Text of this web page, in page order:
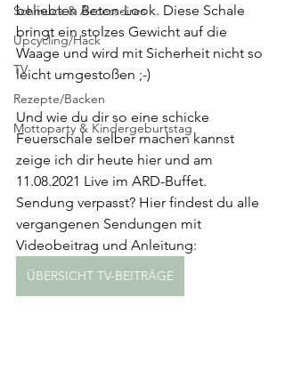
Schmuck & Accessoires
Upcycling/Hack
TV
Rezepte/Backen
Mottoparty & Kindergeburtstag
beliebten Beton-Look. Diese Schale
bringt ein stolzes Gewicht auf die
Waage und wird mit Sicherheit nicht so
leicht umgestoßen ;-)
Und wie du dir so eine schicke
Feuerschale selber machen kannst
zeige ich dir heute hier und am
11.08.2021 Live im ARD-Buffet.
Sendung verpasst? Hier findest du alle
vergangenen Sendungen mit
Videobeitrag und Anleitung:
ÜBERSICHT TV-BEITRÄGE